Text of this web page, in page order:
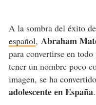
A la sombra del éxito de
español, Abraham
para convertirse en todo
tener un nombre poco
imagen, se ha
adolescente en España.